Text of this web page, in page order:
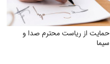
حمایت از ریاست محترم صدا و
سیما